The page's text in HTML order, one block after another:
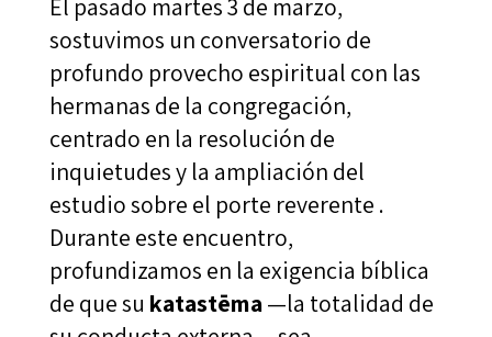
El pasado martes 3 de marzo,
sostuvimos un conversatorio de
profundo provecho espiritual con las
hermanas de la congregación,
centrado en la resolución de
inquietudes y la ampliación del
estudio sobre el porte reverente .
Durante este encuentro,
profundizamos en la exigencia bíblica
de que su katastēma—la totalidad de